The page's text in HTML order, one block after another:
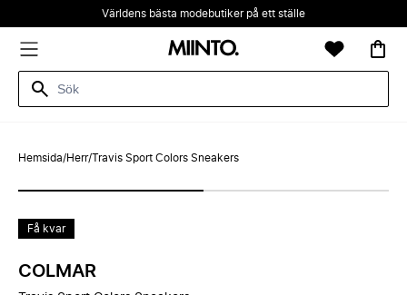
Världens bästa modebutiker på ett ställe
Hemsida/Herr/Travis Sport Colors Sneakers
Få kvar
COLMAR